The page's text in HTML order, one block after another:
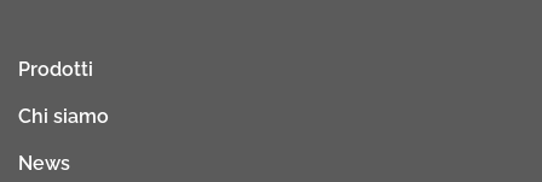
Prodotti
Chi siamo
News